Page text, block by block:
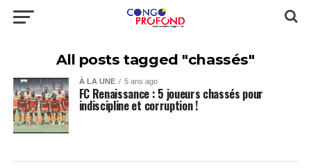
All posts tagged "chassés"
À LA UNE 5 ans ago
FC Renaissance : 5 joueurs chassés pour
indiscipline et corruption !